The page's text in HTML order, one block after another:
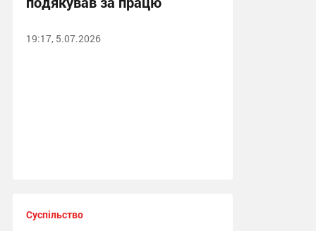
19:17, 5.07.2026
Суспільство